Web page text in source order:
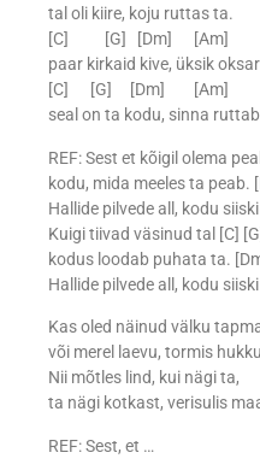
tal oli kiire, koju ruttas ta.
[C] [G] [Dm] [Am]
paar kirkaid kive, üksik
[C] [G] [Dm] [Am]
seal on ta kodu, sinna
REF: Sest et kõigil olema
kodu, mida meeles ta peab.
Hallide pilvede all, kodu
Kuigi tiivad väsinud tal [C]
kodus loodab puhata ta.
Hallide pilvede all, kodu
Kas oled näinud välku
või merel laevu, tormis
Nii mõtles lind, kui nägi ta,
ta nägi kotkast, verisulis
REF: Sest, et …